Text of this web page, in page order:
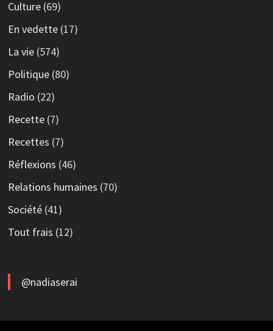
Culture(69)
En vedette(17)
La vie(574)
Politique(80)
Radio (22)
Recette(7)
Recettes (7)
Réflexions (46)
Relations humaines (70)
Société(41)
Tout frais (12)
@nadiaserai